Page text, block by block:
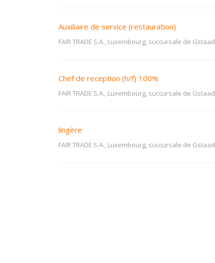
Auxiliaire de service (restauration)
FAIR TRADE S.A., Luxembourg, succursale de Gstaad
Chef de reception (h/f) 100%
FAIR TRADE S.A., Luxembourg, succursale de Gstaad
lingère
FAIR TRADE S.A., Luxembourg, succursale de Gstaad